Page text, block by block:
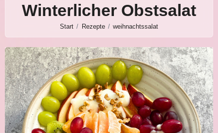
Winterlicher Obstsalat
Start Rezepte weihnachtssalat